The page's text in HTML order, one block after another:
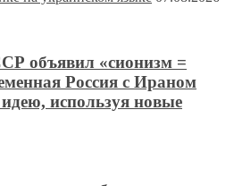
объявил «сионизм =
Россия с Ираном
используя новые